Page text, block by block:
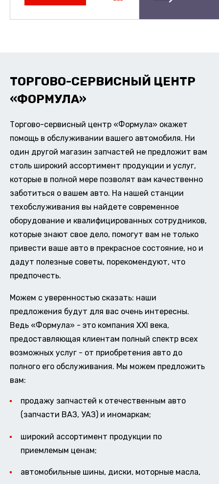
ТОРГОВО-СЕРВИСНЫЙ ЦЕНТР
«ФОРМУЛА»
Торгово-сервисный центр «Формула» окажет
помощь в обслуживании вашего автомобиля. Ни
один другой магазин запчастей не предложит вам
столь широкий ассортимент продукции и услуг,
которые в полной мере позволят вам качественно
заботиться о вашем авто. На нашей станции
техобслуживания вы найдете современное
оборудование и квалифицированных сотрудников,
которые знают свое дело, помогут вам не только
привести ваше авто в прекрасное состояние, но и
дадут полезные советы, порекомендуют, что
предпочесть.
Можем с уверенностью сказать: наши
предложения будут для вас очень интересны.
Ведь «Формула» - это компания XXI века,
предоставляющая клиентам полный спектр всех
возможных услуг - от приобретения авто до
полного его обслуживания. Мы можем предложить
вам:
продажу запчастей к отечественным авто
(запчасти ВАЗ, УАЗ) и иномаркам;
широкий ассортимент продукции по
приемлемым ценам;
автомобильные шины, диски, моторные масла,